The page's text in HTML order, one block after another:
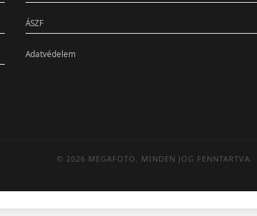
ÁSZF
Adatvédelem
© 2026 MEGAFOTO. MINDEN JOG FENNTARTVA.